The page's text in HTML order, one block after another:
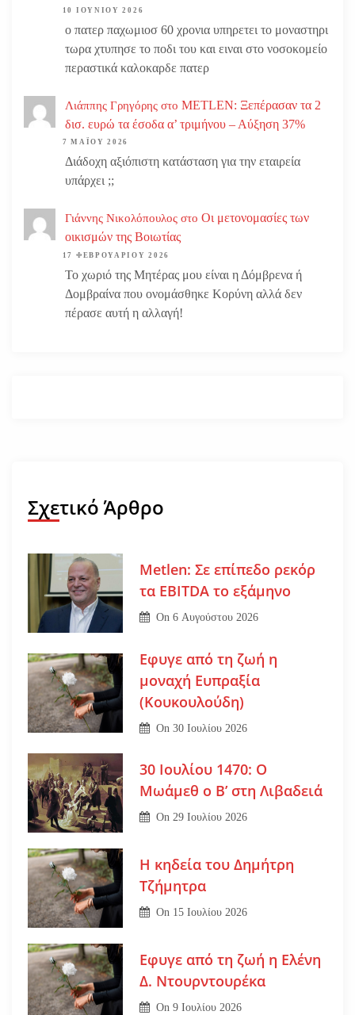
10 ΙΟΥΝΊΟΥ 2026
ο πατερ παχωμιοσ 60 χρονια υπηρετει το μοναστηρι
τωρα χτυπησε το ποδι του και ειναι στο νοσοκομείο
περαστικά καλοκαρδε πατερ
Λιάππης Γρηγόρης στο METLEN: Ξεπέρασαν τα 2
δισ. ευρώ τα έσοδα α’ τριμήνου – Αύξηση 37%
7 ΜΑΪ́ΟΥ 2026
Διάδοχη αξιόπιστη κατάσταση για την εταιρεία
υπάρχει ;;
Γιάννης Νικολόπουλος στο Οι μετονομασίες των
οικισμών της Βοιωτίας
17 ΦΕΒΡΟΥΑΡΊΟΥ 2026
Το χωριό της Μητέρας μου είναι η Δόμβρενα ή
Δομβραίνα που ονομάσθηκε Κορύνη αλλά δεν
πέρασε αυτή η αλλαγή!
Σχετικό Άρθρο
Metlen: Σε επίπεδο ρεκόρ
τα EBITDA το εξάμηνο
On6 Αυγούστου 2026
Εφυγε από τη ζωή η
μοναχή Ευπραξία
(Κουκουλούδη)
On30 Ιουλίου 2026
30 Ιουλίου 1470: Ο
Μωάμεθ ο Β’ στη Λιβαδειά
On29 Ιουλίου 2026
Η κηδεία του Δημήτρη
Τζήμητρα
On 15 Ιουλίου 2026
Εφυγε από τη ζωή η Ελένη
Δ. Ντουρντουρέκα
On9 Ιουλίου 2026